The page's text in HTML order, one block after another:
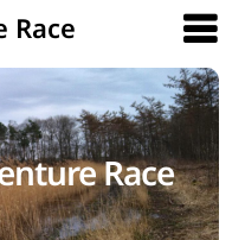
Race
Race